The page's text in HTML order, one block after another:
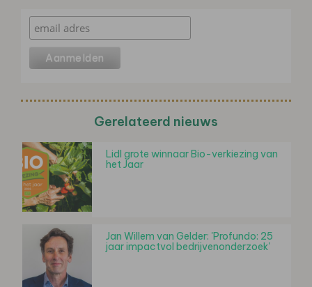
Gerelateerd nieuws
Lidl grote winnaar Bio-verkiezing van
het Jaar
Jan Willem van Gelder: 'Profundo: 25
jaar impactvol bedrijvenonderzoek'